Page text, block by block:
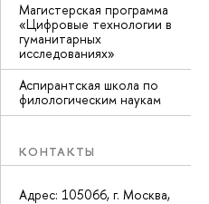
Магистерская программа
«Цифровые технологии в
гуманитарных
исследованиях»
Аспирантская школа по
филологическим наукам
КОНТАКТЫ
Адрес: 105066, г. Москва,